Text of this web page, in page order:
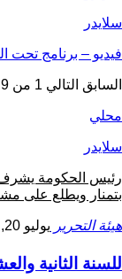
سلايدر
فيديو – برنامج تحت
السابق التالي 1 من 9
محلي
سلايدر
رئيس الحكومة
بتمنار ويطلع على
هيئة التحرير يوليو 20, 2026
للسنة الثانية